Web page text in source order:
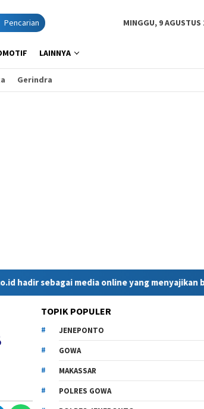
Pencarian MINGGU, 9 AGUSTUS
LAINNYA
Gerindra
media online yang menyajikan berita
TOPIK POPULER
JENEPONTO
GOWA
MAKASSAR
POLRES GOWA